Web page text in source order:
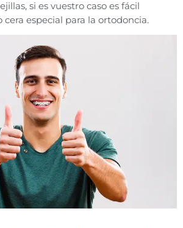
si es vuestro caso es fácil
cera especial para la ortodoncia.